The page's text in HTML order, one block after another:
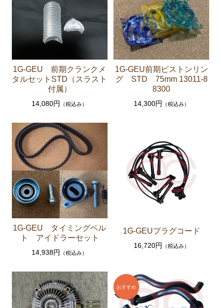
足回りパーツ（アッパーマウント ベアリング ボー
ルジョイント ブッシュ類 など）
燃料パーツ（ポンプ フィルター ダンパー センダ
駆動パーツ（センターサポートベアリング ドライブ
シャフトブーツ デフなど）
ウエザーストリップ
マークⅡワゴン GX70G
エンジンパーツ 1G-EU
エンジンパーツ 1G-FE
ブレーキパーツ（マスターシリンダー リペアキッ
ト ホース など）
クラッチパーツ（マスターシリンダー クラッチレリ
ーズシリンダー オーバーホールキット など）
足回りパーツ（アッパーマウント ベアリング ボー
ルジョイント ブッシュ類 など）
ーゲージなど）
駆動パーツ（センターサポートベアリング ドライブ
シャフトブーツ など）
1G-GEU 前期クランクメ
タルセットSTD（スラスト
付属）
14,080円 （税込み）
1G-GEU前期ピストンリン
グ STD 75mm 13011-8
8300
14,300円 （税込み）
1G-GEU タイミングベル
ト アイドラーセット
14,938円 （税込み）
1G-GEUプラグコード
16,720円 （税込み）